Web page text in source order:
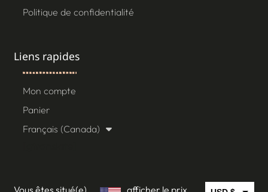
Politique de confidentialité
Liens rapides
Mon compte
Panier
Français (Canada)